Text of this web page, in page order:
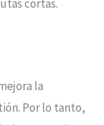
cortas.
la
Por lo tanto,